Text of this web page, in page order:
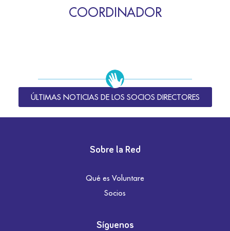
COORDINADOR
ÚLTIMAS NOTICIAS DE LOS SOCIOS DIRECTORES
Sobre la Red
Qué es Voluntare
Socios
Síguenos